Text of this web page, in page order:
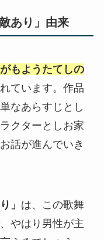
あり」由来
もようたてしの
ています。作品
なあらすじとし
クターとしお家
話が進んでいき
」 は、この歌舞
やはり男性が主